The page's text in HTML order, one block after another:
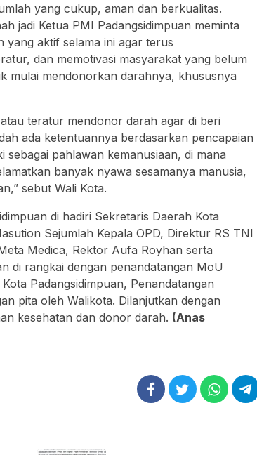
yang cukup, aman dan berkualitas.
jadi Ketua PMI Padangsidimpuan meminta
yang aktif selama ini agar terus
dan memotivasi masyarakat yang belum
mulai mendonorkan darahnya, khususnya
teratur mendonor darah agar di beri
ada ketentuannya berdasarkan pencapaian
pahlawan kemanusiaan, di mana
banyak nyawa sesamanya manusia,
sebut Wali Kota.
di hadiri Sekretaris Daerah Kota
Sejumlah Kepala OPD, Direktur RS TNI
Medica, Rektor Aufa Royhan serta
di rangkai dengan penandatangan MoU
Padangsidimpuan, Penandatangan
pita oleh Walikota. Dilanjutkan dengan
kesehatan dan donor darah. (Anas